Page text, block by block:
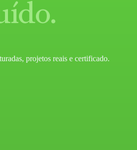
projetos reais e certificado.